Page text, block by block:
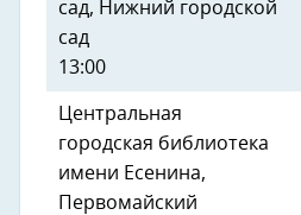
сад, Нижний городской
сад
13:00
Центральная
городская библиотека
имени Есенина,
Первомайский